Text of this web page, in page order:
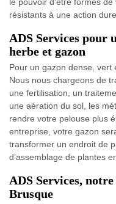
résistants à une action dure.
ADS Services pour
herbe et gazon
Pour un gazon dense, vert
Nous nous chargeons de
une fertilisation, un
une aération du sol, les
rendre votre pelouse plus
entreprise, votre gazon
transformer un endroit de
d’assemblage de plantes
ADS Services,
Brusque